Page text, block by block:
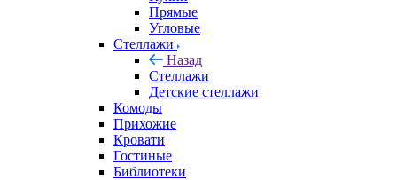
Прямые
Угловые
Стеллажи
Назад
Стеллажи
Детские стеллажи
Комоды
Прихожие
Кровати
Гостиные
Библиотеки